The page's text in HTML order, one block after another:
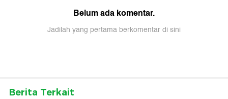
Belum ada komentar.
Jadilah yang pertama berkomentar di sini
Berita Terkait